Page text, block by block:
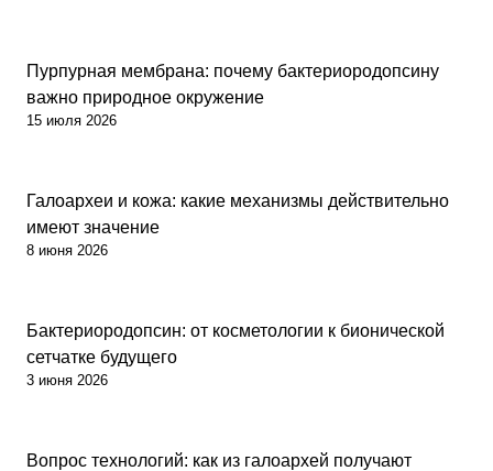
Наука
15 июля 2026
Пурпурная мембрана: почему бактериородопсину
важно природное окружение
Наука
8 июня 2026
Галоархеи и кожа: какие механизмы действительно
имеют значение
Бактериородопсин
3 июня 2026
Бактериородопсин: от косметологии к бионической
сетчатке будущего
Наука
Вопрос технологий: как из галоархей получают